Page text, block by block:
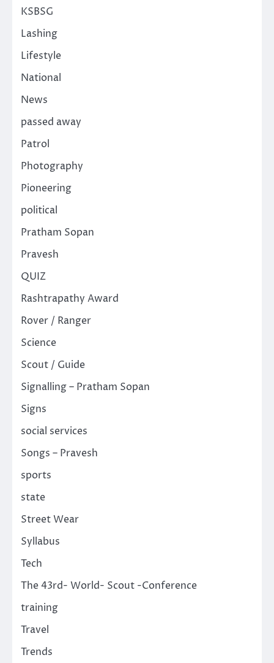
KSBSG
Lashing
Lifestyle
National
News
passed away
Patrol
Photography
Pioneering
political
Pratham Sopan
Pravesh
QUIZ
Rashtrapathy Award
Rover / Ranger
Science
Scout / Guide
Signalling – Pratham Sopan
Signs
social services
Songs – Pravesh
sports
state
Street Wear
Syllabus
Tech
The 43rd- World- Scout -Conference
training
Travel
Trends